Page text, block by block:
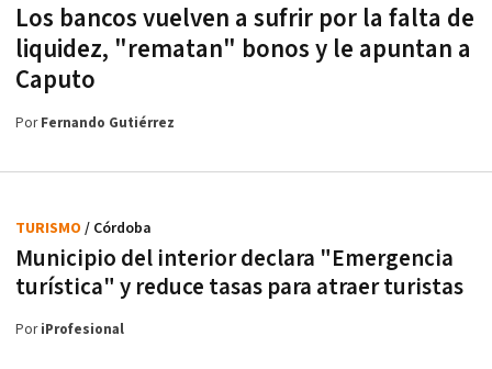
Los bancos vuelven a sufrir por la falta de
liquidez, "rematan" bonos y le apuntan a
Caputo
PorFernando Gutiérrez
Municipio del interior declara "Emergencia
turística" y reduce tasas para atraer turistas
TURISMO / Córdoba
PoriProfesional